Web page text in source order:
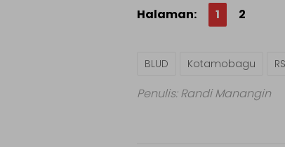
Halaman:
1 2
BLUD Kotamobagu
Penulis: Randi Manangin